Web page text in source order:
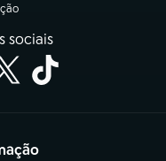
sociais